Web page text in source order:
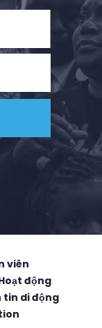
viên
động
tin di động